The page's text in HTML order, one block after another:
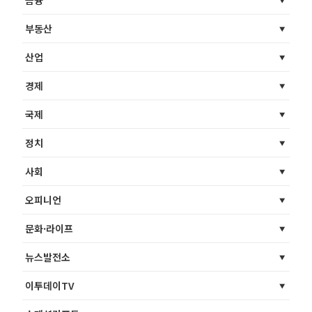
부동산
산업
경제
국제
정치
사회
오피니언
문화·라이프
뉴스발전소
이투데이TV